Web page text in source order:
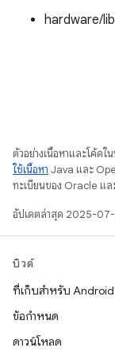
hardware/
ตัวอย่างเนื้อหาและโค้ด
ใช้เนื้อหา Java และ
ทะเบียนของ Oracle แล
อัปเดตล่าสุด 2025-
บิวด์
ที่เก็บสำหรับ Android
ข้อกำหนด
ดาวน์โหลด